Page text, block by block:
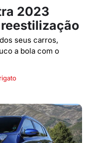
2023
seus carros,
a bola com o